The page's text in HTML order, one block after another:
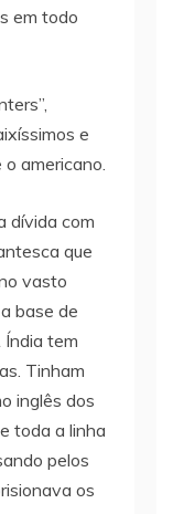
em todo
e
americano.
dívida com
que
vasto
base de
Índia tem
Tinham
inglês dos
toda a linha
pelos
os